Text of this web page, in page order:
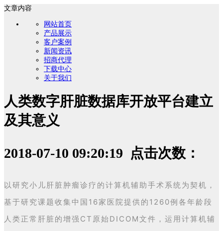
文章内容
网站首页
产品展示
客户案例
新闻资讯
招商代理
下载中心
关于我们
人类数字肝脏数据库开放平台建立
及其意义
2018-07-10 09:20:19 点击次数：
以研究小儿肝脏肿瘤诊疗的计算机辅助手术系统为契机，
基于研究课题收集中国16家医院提供的1260例各年龄段
人类正常肝脏的增强CT原始DICOM文件，运用计算机辅